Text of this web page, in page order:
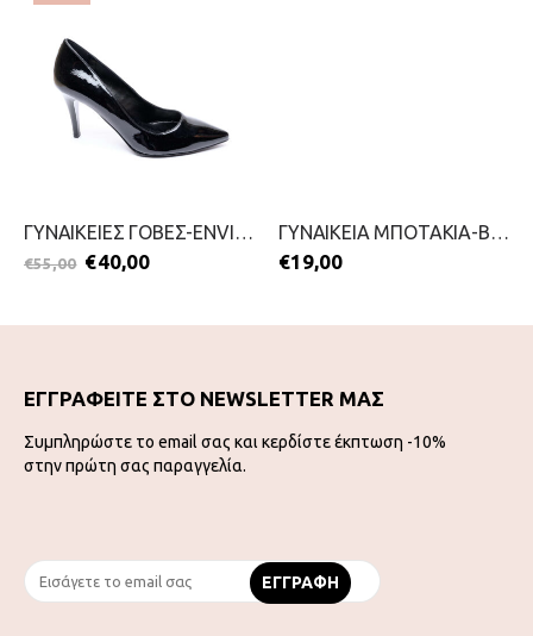
ΓΥΝΑΙΚΕΙΕΣ ΓΟΒΕΣ-ENVIE-2111-0187-ΜΑΥΡΟ
€55,00 €40,00
ΓΥΝΑΙΚΕΙΑ ΜΠΟΤΑΚΙΑ-BLONDIE-2111-0324-ΓΚΡΙ
€19,00
ΕΓΓΡΑΦΕΙΤΕ ΣΤΟ NEWSLETTER ΜΑΣ
Συμπληρώστε το email σας και κερδίστε έκπτωση -10%
στην πρώτη σας παραγγελία.